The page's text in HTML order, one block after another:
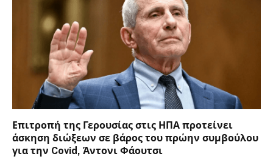
Επιτροπή της Γερουσίας στις ΗΠΑ προτείνει
άσκηση διώξεων σε βάρος του πρώην συμβούλου
για την Covid, Άντονι Φάουτσι